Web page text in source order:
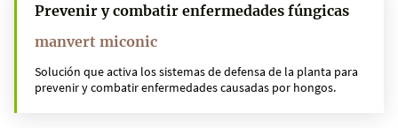
Prevenir y combatir enfermedades fúngicas
manvert miconic
Solución que activa los sistemas de defensa de la planta para
prevenir y combatir enfermedades causadas por hongos.